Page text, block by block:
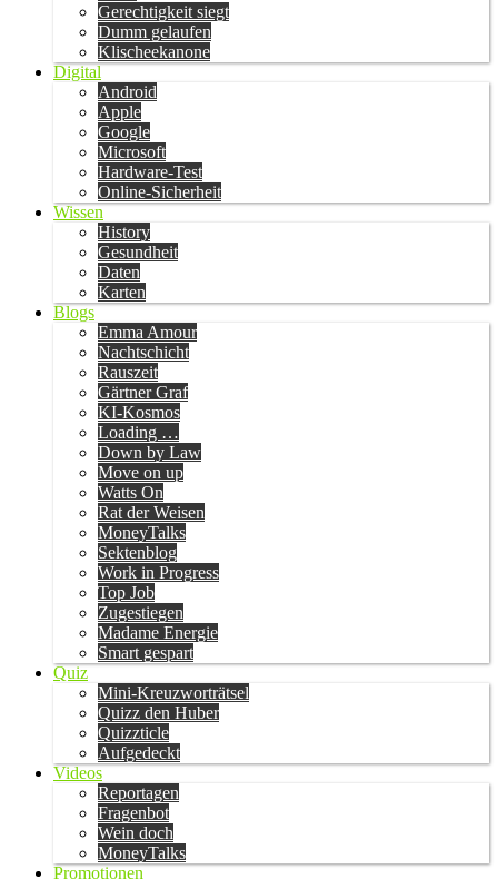
Gerechtigkeit siegt
Dumm gelaufen
Klischeekanone
Digital
Android
Apple
Google
Microsoft
Hardware-Test
Online-Sicherheit
Wissen
History
Gesundheit
Daten
Karten
Blogs
Emma Amour
Nachtschicht
Rauszeit
Gärtner Graf
KI-Kosmos
Loading …
Down by Law
Move on up
Watts On
Rat der Weisen
MoneyTalks
Sektenblog
Work in Progress
Top Job
Zugestiegen
Madame Energie
Smart gespart
Quiz
Mini-Kreuzworträtsel
Quizz den Huber
Quizzticle
Aufgedeckt
Videos
Reportagen
Fragenbot
Wein doch
MoneyTalks
Promotionen